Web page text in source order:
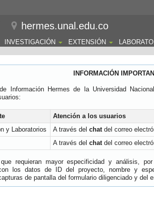
hermes.unal.edu.co
INVESTIGACIÓN EXTENSIÓN
INFORMACIÓN
Información Hermes de la Universidad
Atención a los usuarios
y Laboratorios
A través del chatdel correo
A través del chatdel correo
requieran mayor especificidad y análisis,
los datos de ID del proyecto, nombre y
de pantalla del formulario diligenciado y del